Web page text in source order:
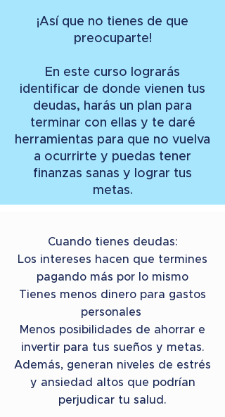
¡Así que no tienes de que
preocuparte!
En este curso lograrás
identificar de donde vienen tus
deudas, harás un plan para
terminar con ellas y te daré
herramientas para que no vuelva
a ocurrirte y puedas tener
finanzas sanas y lograr tus
metas.
Cuando tienes deudas:
Los intereses hacen que termines
pagando más por lo mismo
Tienes menos dinero para gastos
personales
Menos posibilidades de ahorrar e
invertir para tus sueños y metas.
Además, generan niveles de estrés
y ansiedad altos que podrían
perjudicar tu salud.